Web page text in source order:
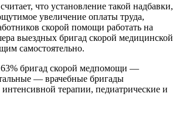
что установление такой надбавки,
увеличение оплаты труда,
скорой помощи работать на
выездных бригад скорой медицинской
самостоятельно.
бригад скорой медпомощи —
— врачебные бригады
терапии, педиатрические и